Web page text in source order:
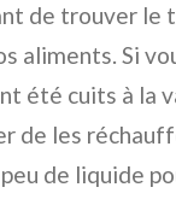
de trouver le
aliments. Si
été cuits à la
de les
de liquide